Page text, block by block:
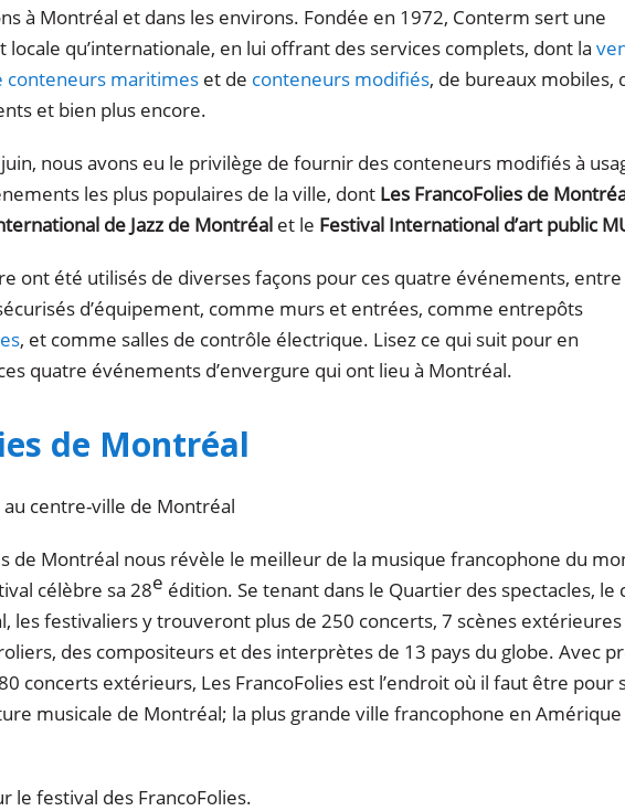
à Montréal et dans les environs. Fondée en 1972, Conterm sert une
qu’internationale, en lui offrant des services complets, dont la
conteneurs maritimes et de conteneurs modifiés, de bureaux mobiles,
et bien plus encore.
nous avons eu le privilège de fournir des conteneurs modifiés à
les plus populaires de la ville, dont Les FrancoFolies de
de Jazz de Montréal et le Festival International d’art public
ont été utilisés de diverses façons pour ces quatre événements, entre
d’équipement, comme murs et entrées, comme entrepôts
, et comme salles de contrôle électrique. Lisez ce qui suit pour en
quatre événements d’envergure qui ont lieu à Montréal.
de Montréal
centre-ville de Montréal
de Montréal nous révèle le meilleur de la musique francophone du
célèbre sa 28e édition. Se tenant dans le Quartier des spectacles,
les festivaliers y trouveront plus de 250 concerts, 7 scènes
des compositeurs et des interprètes de 13 pays du globe. Avec
concerts extérieurs, Les FrancoFolies est l’endroit où il faut être pour
musicale de Montréal; la plus grande ville francophone en Amérique
le festival des FrancoFolies.